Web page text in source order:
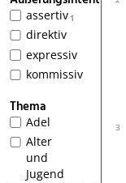
1
assertiv
direktiv
expressiv
kommissiv
Thema
Adel
Alter
und
Jugend
3